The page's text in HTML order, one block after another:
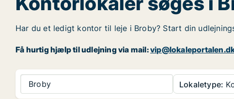
Har du et ledigt kontor til leje i Broby? Start din
Få hurtig hjælp til udlejning via mail:
Broby Lokaletype: